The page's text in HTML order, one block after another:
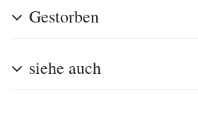
Gestorben
siehe auch